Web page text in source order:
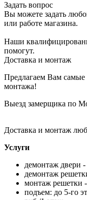
Задать вопрос
Вы можете задать
или работе магазина.
Наши
помогут.
Доставка и монтаж
Предлагаем Вам самые
монтажа!
Выезд замерщика по
Доставка и монтаж
Услуги
демонтаж двери -
демонтаж
монтаж решетки
подъем: до 5-го